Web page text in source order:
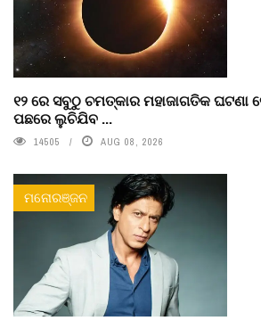
୧୨ ରେ ସବୁଠୁ ଚମତ୍କାର ମହାଜାଗତିକ
ପଛରେ ଲୁଚିଯିବ ...
14505 AUG 08, 2026
ମନୋରଞ୍ଜନ